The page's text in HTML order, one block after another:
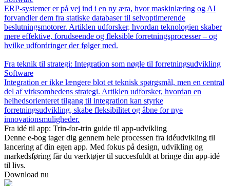
ERP-systemer er på vej ind i en ny æra, hvor maskinlæring og AI
forvandler dem fra statiske databaser til selvoptimerende
beslutningsmotorer. Artiklen udforsker, hvordan teknologien skaber
mere effektive, forudseende og fleksible forretningsprocesser – og
hvilke udfordringer der følger med.
Fra teknik til strategi: Integration som nøgle til forretningsudvikling
Software
Integration er ikke længere blot et teknisk spørgsmål, men en central
del af virksomhedens strategi. Artiklen udforsker, hvordan en
helhedsorienteret tilgang til integration kan styrke
forretningsudvikling, skabe fleksibilitet og åbne for nye
innovationsmuligheder.
Fra idé til app: Trin-for-trin guide til app-udvikling
Denne e-bog tager dig gennem hele processen fra idéudvikling til
lancering af din egen app. Med fokus på design, udvikling og
markedsføring får du værktøjer til succesfuldt at bringe din app-idé
til livs.
Download nu